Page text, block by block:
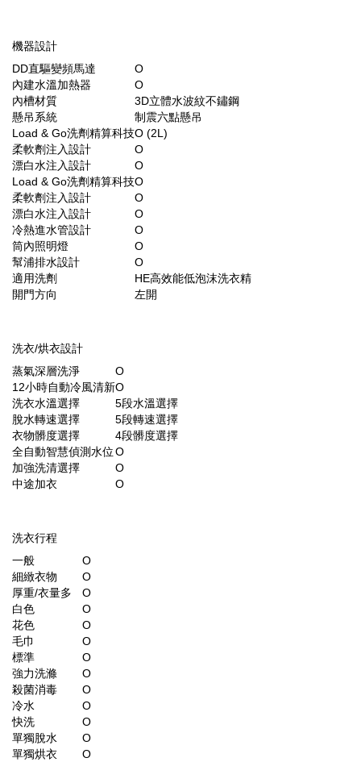
機器設計
DD直驅變頻馬達
O
內建水溫加熱器
O
內槽材質
3D立體水波紋不鏽鋼
懸吊系統
制震六點懸吊
Load & Go洗劑精算科技O (2L)
柔軟劑注入設計
O
漂白水注入設計
O
Load & Go洗劑精算科技O
柔軟劑注入設計
O
漂白水注入設計
O
冷熱進水管設計
O
筒內照明燈
O
幫浦排水設計
O
適用洗劑
HE高效能低泡沫洗衣精
開門方向
左開
洗衣/烘衣設計
蒸氣深層洗淨
O
12小時自動冷風清新O
洗衣水溫選擇
5段水溫選擇
脫水轉速選擇
5段轉速選擇
衣物髒度選擇
4段髒度選擇
全自動智慧偵測水位O
加強洗清選擇
O
中途加衣
O
洗衣行程
一般
O
細緻衣物
O
厚重/衣量多
O
白色
O
花色
O
毛巾
O
標準
O
強力洗滌
O
殺菌消毒
O
冷水
O
快洗
O
單獨脫水
O
單獨烘衣
O